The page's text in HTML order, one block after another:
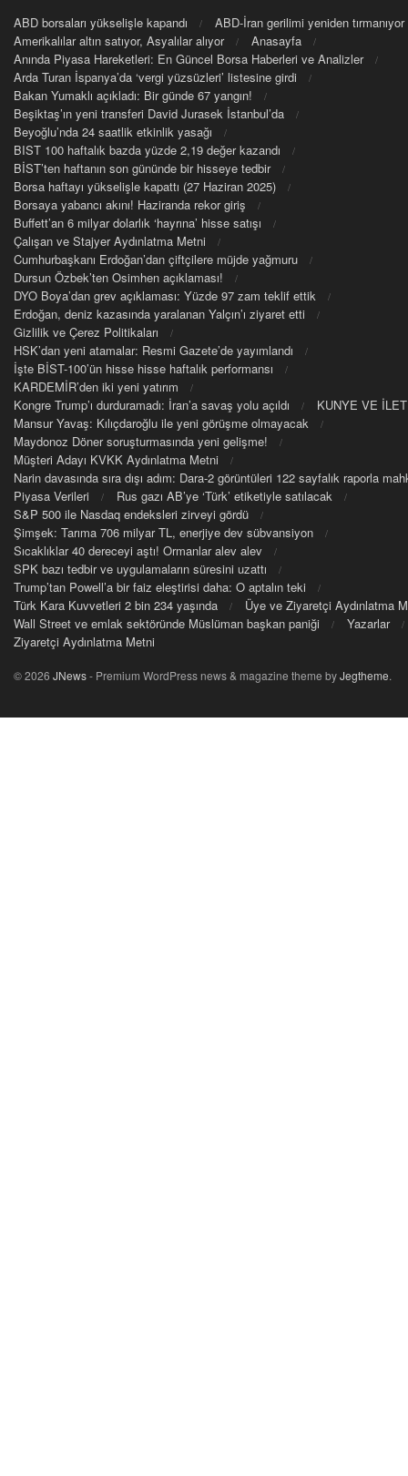
ABD borsaları yükselişle kapandı
ABD-İran gerilimi yeniden tırmanıyor
Amerikalılar altın satıyor, Asyalılar alıyor
Anasayfa
Anında Piyasa Hareketleri: En Güncel Borsa Haberleri ve Analizler
Arda Turan İspanya’da ‘vergi yüzsüzleri’ listesine girdi
Bakan Yumaklı açıkladı: Bir günde 67 yangın!
Beşiktaş’ın yeni transferi David Jurasek İstanbul’da
Beyoğlu’nda 24 saatlik etkinlik yasağı
BIST 100 haftalık bazda yüzde 2,19 değer kazandı
BİST’ten haftanın son gününde bir hisseye tedbir
Borsa haftayı yükselişle kapattı (27 Haziran 2025)
Borsaya yabancı akını! Haziranda rekor giriş
Buffett’an 6 milyar dolarlık ‘hayrına’ hisse satışı
Çalışan ve Stajyer Aydınlatma Metni
Cumhurbaşkanı Erdoğan’dan çiftçilere müjde yağmuru
Dursun Özbek’ten Osimhen açıklaması!
DYO Boya’dan grev açıklaması: Yüzde 97 zam teklif ettik
Erdoğan, deniz kazasında yaralanan Yalçın’ı ziyaret etti
Gizlilik ve Çerez Politikaları
HSK’dan yeni atamalar: Resmi Gazete’de yayımlandı
İşte BİST-100’ün hisse hisse haftalık performansı
KARDEMİR’den iki yeni yatırım
Kongre Trump’ı durduramadı: İran’a savaş yolu açıldı
KUNYE VE
Mansur Yavaş: Kılıçdaroğlu ile yeni görüşme olmayacak
Maydonoz Döner soruşturmasında yeni gelişme!
Müşteri Adayı KVKK Aydınlatma Metni
Narin davasında sıra dışı adım: Dara-2 görüntüleri 122 sayfalık raporla
Piyasa Verileri
Rus gazı AB’ye ‘Türk’ etiketiyle satılacak
S&P 500 ile Nasdaq endeksleri zirveyi gördü
Şimşek: Tarıma 706 milyar TL, enerjiye dev sübvansiyon
Sıcaklıklar 40 dereceyi aştı! Ormanlar alev alev
SPK bazı tedbir ve uygulamaların süresini uzattı
Trump’tan Powell’a bir faiz eleştirisi daha: O aptalın teki
Türk Kara Kuvvetleri 2 bin 234 yaşında
Üye ve Ziyaretçi Aydınlatma
Wall Street ve emlak sektöründe Müslüman başkan paniği
Yazarlar
Ziyaretçi Aydınlatma Metni
© 2026 JNews- Premium WordPress news & magazine theme byJegtheme.